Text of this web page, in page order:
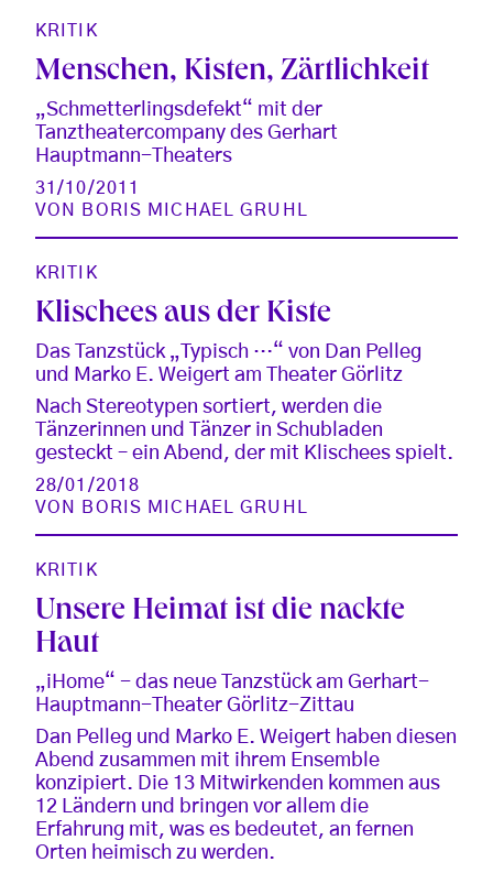
KRITIK
Menschen, Kisten, Zärtlichkeit
„Schmetterlingsdefekt“ mit der
Tanztheatercompany des Gerhart
Hauptmann-Theaters
31/10/2011
VON
BORIS MICHAEL GRUHL
KRITIK
Klischees aus der Kiste
Das Tanzstück „Typisch …“ von Dan Pelleg
und Marko E. Weigert am Theater Görlitz
Nach Stereotypen sortiert, werden die
Tänzerinnen und Tänzer in Schubladen
gesteckt – ein Abend, der mit Klischees spielt.
28/01/2018
VON
BORIS MICHAEL GRUHL
KRITIK
Unsere Heimat ist die nackte
Haut
„iHome“ - das neue Tanzstück am Gerhart-
Hauptmann-Theater Görlitz-Zittau
Dan Pelleg und Marko E. Weigert haben diesen
Abend zusammen mit ihrem Ensemble
konzipiert. Die 13 Mitwirkenden kommen aus
12 Ländern und bringen vor allem die
Erfahrung mit, was es bedeutet, an fernen
Orten heimisch zu werden.